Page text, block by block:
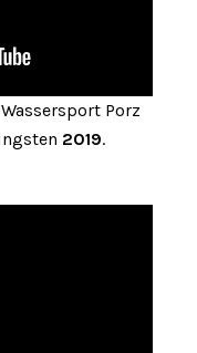
Porz
2019.